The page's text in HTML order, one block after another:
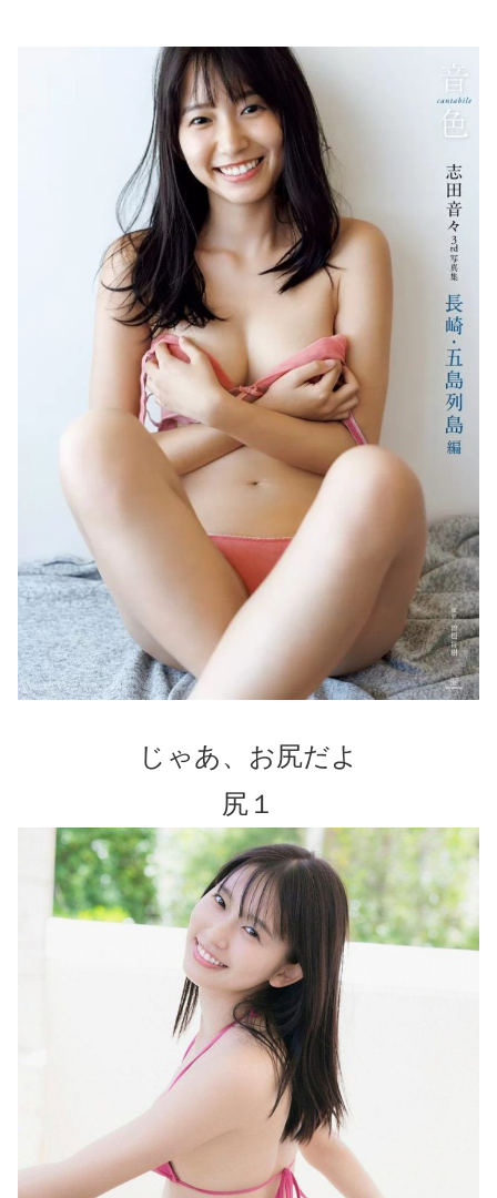
じゃあ、お尻だよ
尻１